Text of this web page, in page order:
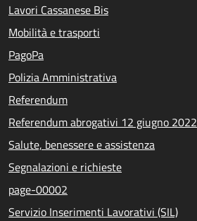
Lavori Cassanese Bis
Mobilità e trasporti
PagoPa
Polizia Amministrativa
Referendum
Referendum abrogativi 12 giugno 2022
Salute, benessere e assistenza
Segnalazioni e richieste
page-00002
Servizio Inserimenti Lavorativi (SIL)